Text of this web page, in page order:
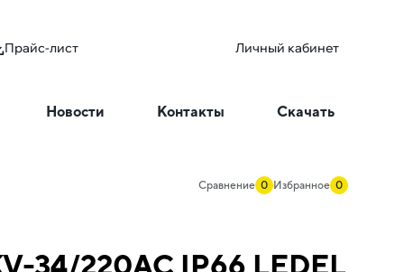
Прайс-лист Личный кабинет
Новости Контакты Скачать
Сравнение 0 Избранное 0
34/220AC IP66 LEDEL